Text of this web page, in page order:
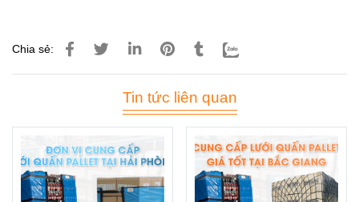
Chia sẻ:
Tin tức liên quan